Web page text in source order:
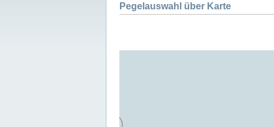
Pegelauswahl über Karte